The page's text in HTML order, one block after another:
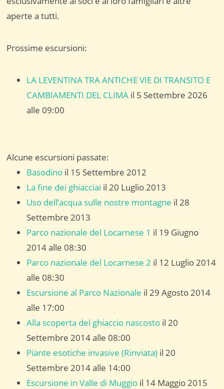
aperte a tutti.
Prossime escursioni:
LA LEVENTINA TRA ANTICHE VIE DI TRANSITO E
CAMBIAMENTI DEL CLIMA il 5 Settembre 2026
alle 09:00
Alcune escursioni passate:
Basodino il 15 Settembre 2012
La fine dei ghiacciai il 20 Luglio 2013
Uso dell’acqua sulle nostre montagne il 28
Settembre 2013
Parco nazionale del Locarnese 1 il 19 Giugno
2014 alle 08:30
Parco nazionale del Locarnese 2 il 12 Luglio 2014
alle 08:30
Escursione al Parco Nazionale il 29 Agosto 2014
alle 17:00
Alla scoperta del ghiaccio nascosto il 20
Settembre 2014 alle 08:00
Piante esotiche invasive (Rinviata) il 20
Settembre 2014 alle 14:00
Escursione in Valle di Muggio il 14 Maggio 2015